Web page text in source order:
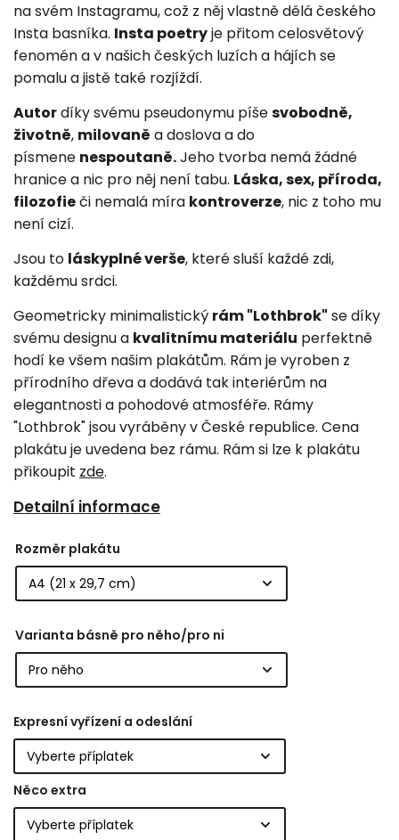
na svém Instagramu, což z něj vlastně dělá českého
Insta basníka. Insta poetryje přitom celosvětový
fenomén a v našich českých luzích a hájích se
pomalu a jistě také rozjíždí.
Autordíky svému pseudonymu píšesvobodně,
životně, milovaně a doslova a do
písmene nespoutaně.Jeho tvorba nemá žádné
hranice a nic pro něj není tabu. Láska, sex, příroda,
filozofieči nemalá míra kontroverze, nic z toho mu
není cizí.
Jsou to láskyplné verše, které sluší každé zdi,
každému srdci.
Geometricky minimalistický rám "Lothbrok" se díky
svému designu a kvalitnímu materiálu perfektně
hodí ke všem našim plakátům. Rám je vyroben z
přírodního dřeva a dodává tak interiérům na
elegantnosti a pohodové atmosféře. Rámy
"Lothbrok" jsou vyráběny v České republice. Cena
plakátu je uvedena bez rámu. Rám si lze k plakátu
přikoupit zde.
Detailní informace
Rozměr plakátu
Varianta básně pro něho/pro ni
Expresní vyřízení a odeslání
Něco extra